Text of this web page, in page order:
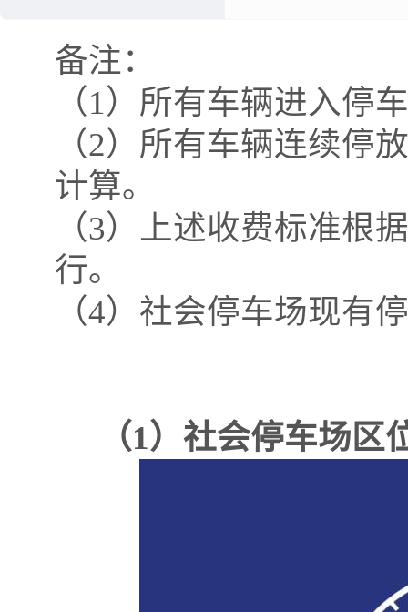
备注：
（1）所有车辆进入停
（2）所有车辆连续停
计算。
（3）上述收费标准根
行。
（4）社会停车场现有
（1）社会停车场区